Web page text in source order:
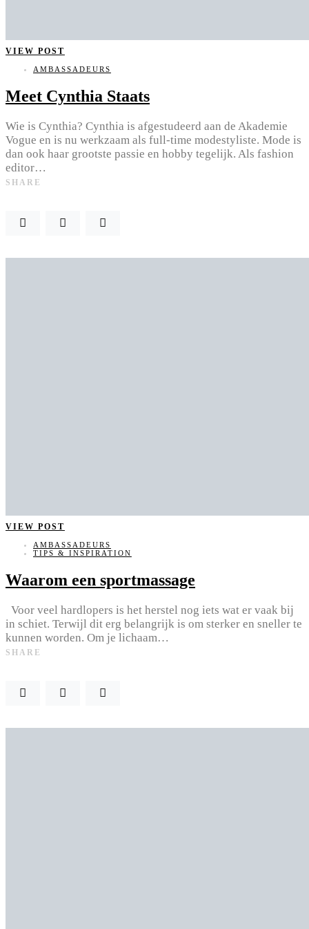
VIEW POST
AMBASSADEURS
Meet Cynthia Staats
Wie is Cynthia? Cynthia is afgestudeerd aan de Akademie
Vogue en is nu werkzaam als full-time modestyliste. Mode is
dan ook haar grootste passie en hobby tegelijk. Als fashion
editor…
SHARE
VIEW POST
AMBASSADEURS
TIPS & INSPIRATION
Waarom een sportmassage
Voor veel hardlopers is het herstel nog iets wat er vaak bij
in schiet. Terwijl dit erg belangrijk is om sterker en sneller te
kunnen worden. Om je lichaam…
SHARE